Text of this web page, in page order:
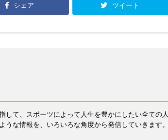
シェア ツイート
して、スポーツによって人生を豊かにしたい全ての人
な情報を、いろいろな角度から発信していきます。